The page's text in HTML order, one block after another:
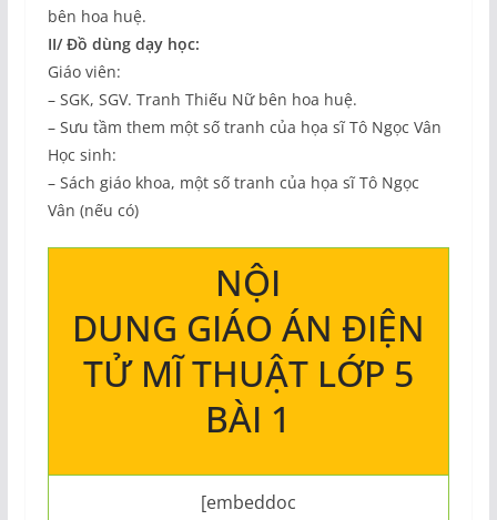
bên hoa huệ.
II/ Đồ dùng dạy học:
Giáo viên:
– SGK, SGV. Tranh Thiếu Nữ bên hoa huệ.
– Sưu tầm them một số tranh của họa sĩ Tô Ngọc Vân
Học sinh:
– Sách giáo khoa, một số tranh của họa sĩ Tô Ngọc
Vân (nếu có)
NỘI
DUNG GIÁO ÁN ĐIỆN
TỬ MĨ THUẬT LỚP 5
BÀI 1
[embeddoc